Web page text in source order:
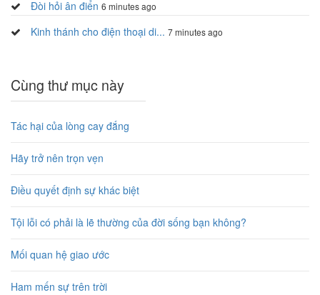
Đòi hỏi ân điển 6 minutes ago
Kinh thánh cho điện thoại di... 7 minutes ago
Cùng thư mục này
Tác hại của lòng cay đắng
Hãy trở nên trọn vẹn
Điều quyết định sự khác biệt
Tội lỗi có phải là lẽ thường của đời sống bạn không?
Mối quan hệ giao ước
Ham mến sự trên trời